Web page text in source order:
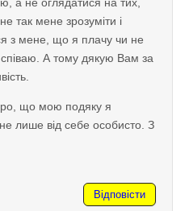
так мене зрозуміти і
з мене, що я плачу чи не
співаю. А тому дякую Вам за
що мою подяку я
лише від себе особисто. З
Відповісти